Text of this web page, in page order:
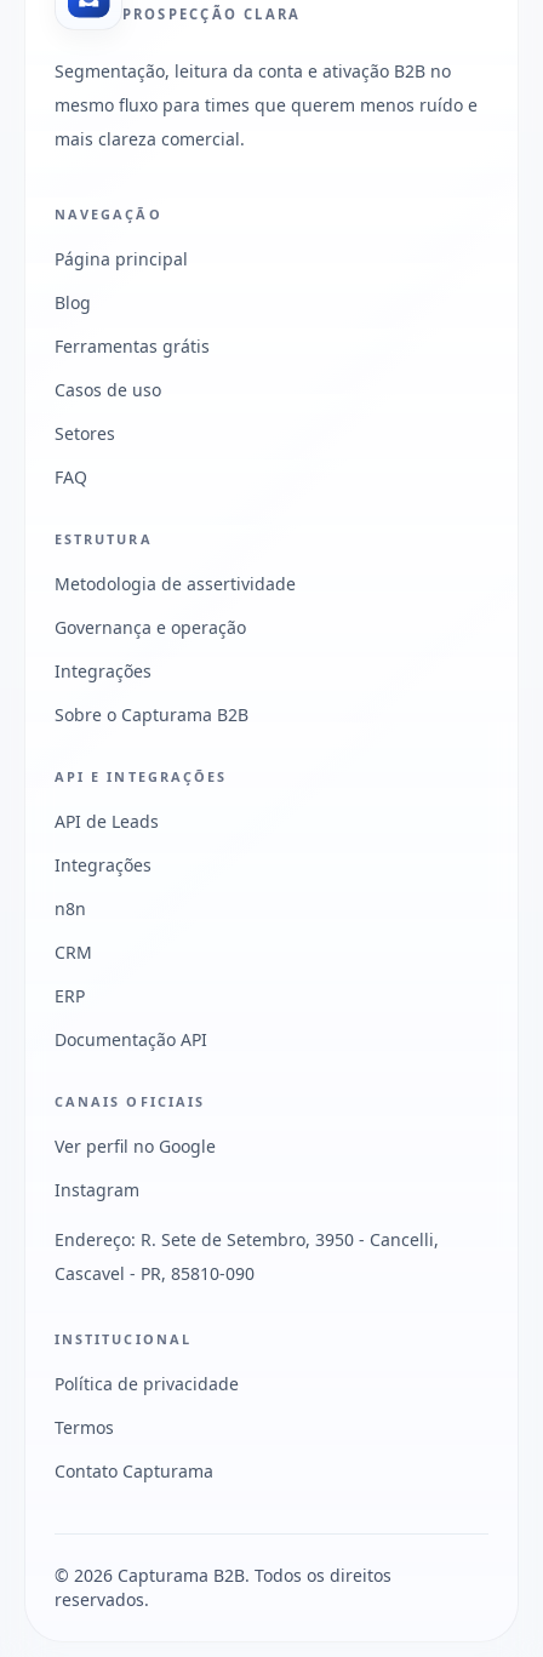
PROSPECÇÃO CLARA
Segmentação, leitura da conta e ativação B2B no
mesmo fluxo para times que querem menos ruído e
mais clareza comercial.
NAVEGAÇÃO
Página principal
Blog
Ferramentas grátis
Casos de uso
Setores
FAQ
ESTRUTURA
Metodologia de assertividade
Governança e operação
Integrações
Sobre o Capturama B2B
API E INTEGRAÇÕES
API de Leads
Integrações
n8n
CRM
ERP
Documentação API
CANAIS OFICIAIS
Ver perfil no Google
Instagram
Endereço: R. Sete de Setembro, 3950 - Cancelli,
Cascavel - PR, 85810-090
INSTITUCIONAL
Política de privacidade
Termos
Contato Capturama
© 2026 Capturama B2B. Todos os direitos
reservados.